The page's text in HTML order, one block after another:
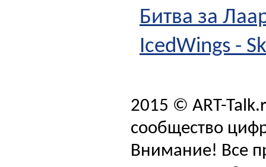
Битва за
IcedWings -
2015 © ART-
сообщество
Внимание! Все